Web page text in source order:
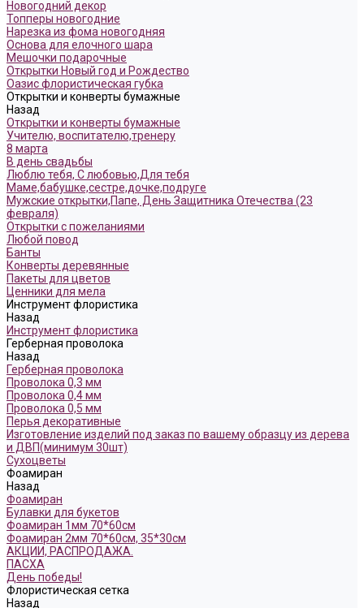
Новогодний декор
Топперы новогодние
Нарезка из фома новогодняя
Основа для елочного шара
Мешочки подарочные
Открытки Новый год и Рождество
Оазис флористическая губка
Открытки и конверты бумажные
Назад
Открытки и конверты бумажные
Учителю, воспитателю,тренеру
8 марта
В день свадьбы
Люблю тебя, С любовью,Для тебя
Маме,бабушке,сестре,дочке,подруге
Мужские открытки,Папе, День Защитника Отечества (23
февраля)
Открытки с пожеланиями
Любой повод
Банты
Конверты деревянные
Пакеты для цветов
Ценники для мела
Инструмент флористика
Назад
Инструмент флористика
Герберная проволока
Назад
Герберная проволока
Проволока 0,3 мм
Проволока 0,4 мм
Проволока 0,5 мм
Перья декоративные
Изготовление изделий под заказ по вашему образцу из дерева
и ДВП(минимум 30шт)
Сухоцветы
Фоамиран
Назад
Фоамиран
Булавки для букетов
Фоамиран 1мм 70*60см
Фоамиран 2мм 70*60см, 35*30см
АКЦИИ, РАСПРОДАЖА.
ПАСХА
День победы!
Флористическая сетка
Назад